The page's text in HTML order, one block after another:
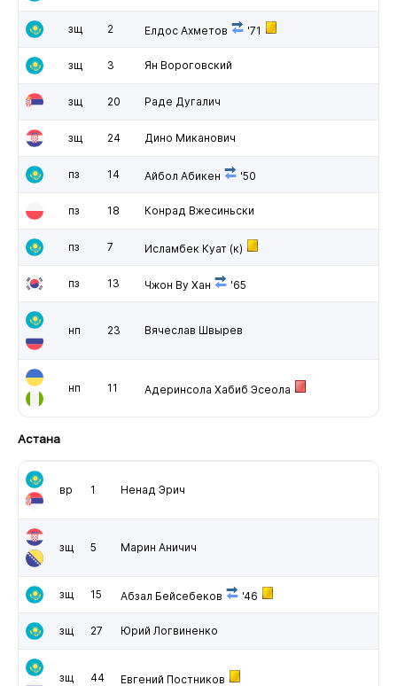
зщ 2 Елдос Ахметов '71
зщ 3 Ян Вороговский
зщ 20 Раде Дугалич
зщ 24 Дино Миканович
пз 14 Айбол Абикен '50
пз 18 Конрад Вжесиньски
пз 7 Исламбек Куат(к)
пз 13 Чжон Ву Хан '65
нп 23 Вячеслав Швырев
нп 11 Адеринсола Хабиб Эсеола
Астана
вр 1 Ненад Эрич
зщ 5 Марин Аничич
зщ 15 Абзал Бейсебеков '46
зщ 27 Юрий Логвиненко
зщ 44 Евгений Постников